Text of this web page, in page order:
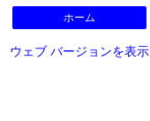
ホーム
ウェブ バージョンを表示